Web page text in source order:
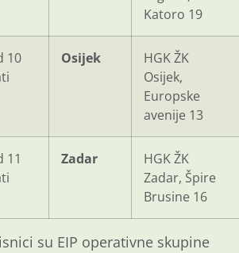
Katoro 19
10
Osijek
HGK ŽK
Osijek,
Europske
avenije 13
11
Zadar
HGK ŽK
Zadar, Špire
Brusine 16
su EIP operativne skupine